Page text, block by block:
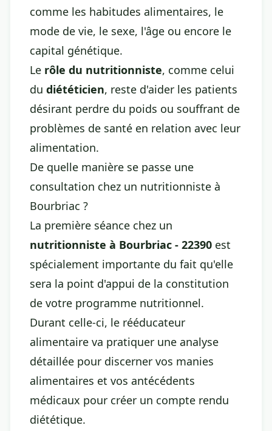
comme les habitudes alimentaires, le
mode de vie, le sexe, l'âge ou encore le
capital génétique.
Le rôle du nutritionniste, comme celui
du diététicien, reste d'aider les patients
désirant perdre du poids ou souffrant de
problèmes de santé en relation avec leur
alimentation.
De quelle manière se passe une
consultation chez un nutritionniste à
Bourbriac ?
La première séance chez un
nutritionniste à Bourbriac - 22390 est
spécialement importante du fait qu'elle
sera la point d'appui de la constitution
de votre programme nutritionnel.
Durant celle-ci, le rééducateur
alimentaire va pratiquer une analyse
détaillée pour discerner vos manies
alimentaires et vos antécédents
médicaux pour créer un compte rendu
diététique.